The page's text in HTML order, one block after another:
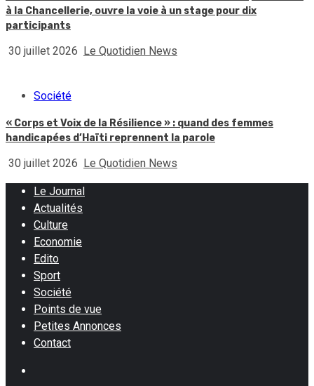
à la Chancellerie, ouvre la voie à un stage pour dix
participants
30 juillet 2026 Le Quotidien News
Société
« Corps et Voix de la Résilience » : quand des femmes
handicapées d’Haïti reprennent la parole
30 juillet 2026 Le Quotidien News
Le Journal
Actualités
Culture
Economie
Edito
Sport
Société
Points de vue
Petites Annonces
Contact